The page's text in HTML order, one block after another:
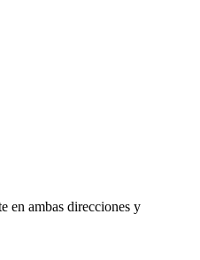
en ambas direcciones y